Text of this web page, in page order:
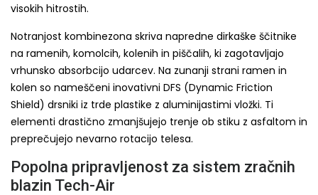
visokih hitrostih.
Notranjost kombinezona skriva napredne dirkaške ščitnike
na ramenih, komolcih, kolenih in piščalih, ki zagotavljajo
vrhunsko absorbcijo udarcev. Na zunanji strani ramen in
kolen so nameščeni inovativni DFS (Dynamic Friction
Shield) drsniki iz trde plastike z aluminijastimi vložki. Ti
elementi drastično zmanjšujejo trenje ob stiku z asfaltom in
preprečujejo nevarno rotacijo telesa.
Popolna pripravljenost za sistem zračnih
blazin Tech-Air